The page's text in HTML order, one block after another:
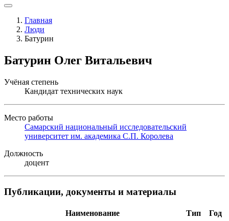
Главная
Люди
Батурин
Батурин Олег Витальевич
Учёная степень
Кандидат технических наук
Место работы
Самарский национальный исследовательский
университет им. академика С.П. Королева
Должность
доцент
Публикации, документы и материалы
Наименование Тип
Год